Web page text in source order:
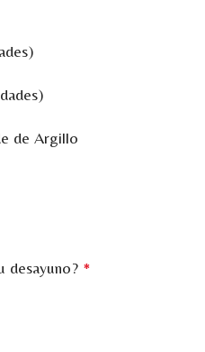
de Argillo
desayuno? *